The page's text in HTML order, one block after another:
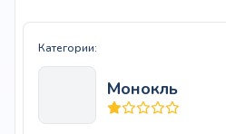
Категории:
Монокль